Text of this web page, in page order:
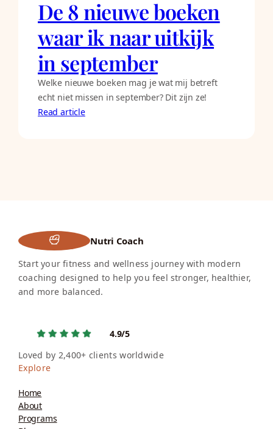
De 8 nieuwe boeken
waar ik naar uitkijk
in september
Welke nieuwe boeken mag je wat mij betreft
echt niet missen in september? Dit zijn ze!
Read article
Nutri Coach
Start your fitness and wellness journey with modern
coaching designed to help you feel stronger, healthier,
and more balanced.
4.9/5
Loved by 2,400+ clients worldwide
Explore
Home
About
Programs